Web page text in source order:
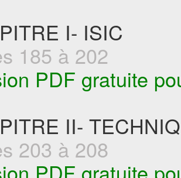
I- ISIC
185 à 202
PDF gratuite
II-
203 à 208
PDF gratuite